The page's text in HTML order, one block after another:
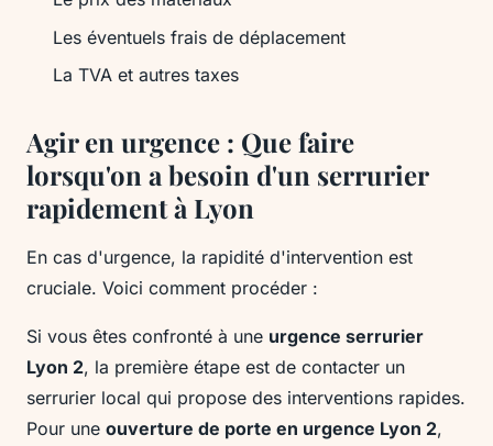
Les éventuels frais de déplacement
La TVA et autres taxes
Agir en urgence : Que faire
lorsqu'on a besoin d'un serrurier
rapidement à Lyon
En cas d'urgence, la rapidité d'intervention est
cruciale. Voici comment procéder :
Si vous êtes confronté à une urgence serrurier
Lyon 2, la première étape est de contacter un
serrurier local qui propose des interventions rapides.
Pour une ouverture de porte en urgence Lyon 2,